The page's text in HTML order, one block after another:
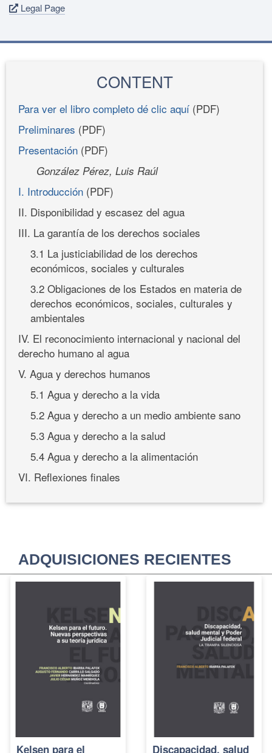
Legal Page
CONTENT
Para ver el libro completo dé clic aquí (PDF)
Preliminares (PDF)
Presentación (PDF)
González Pérez, Luis Raúl
I. Introducción (PDF)
II. Disponibilidad y escasez del agua
III. La garantía de los derechos sociales
3.1 La justiciabilidad de los derechos
económicos, sociales y culturales
3.2 Obligaciones de los Estados en materia de
derechos económicos, sociales, culturales y
ambientales
IV. El reconocimiento internacional y nacional del
derecho humano al agua
V. Agua y derechos humanos
5.1 Agua y derecho a la vida
5.2 Agua y derecho a un medio ambiente sano
5.3 Agua y derecho a la salud
5.4 Agua y derecho a la alimentación
VI. Reflexiones finales
ADQUISICIONES RECIENTES
Kelsen para el Discapacidad, salud